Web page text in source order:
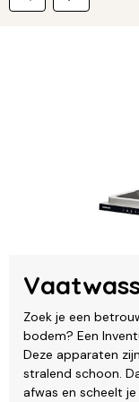
Zoek je een
bodem? Een
Deze apparaten
stralend schoon.
afwas en scheelt